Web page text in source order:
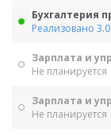
Бухгалтерия
Реализовано
Зарплата и
Не планируется
Зарплата и
Не планируется